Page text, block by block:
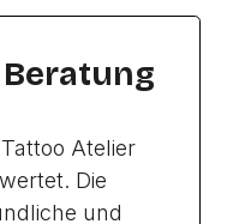
Atelier
Die
und